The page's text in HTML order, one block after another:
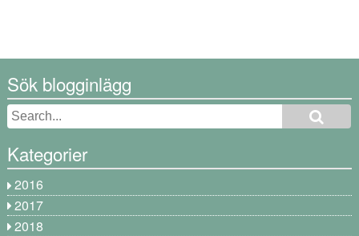
Sök blogginlägg
Kategorier
2016
2017
2018